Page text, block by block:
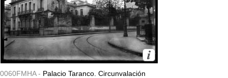
0060FMHA - Palacio Taranco. Circunvalación